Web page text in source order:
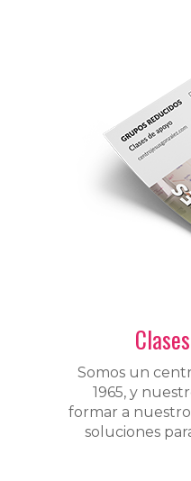
Somos un
1965, y
formar a
soluciones